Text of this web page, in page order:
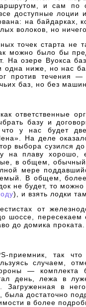
и сам по
доступные лоции
на байдарках,
волоков, но
точек старта
можно было бы
На озере Вуокса
ниже, но нас
против течения
баз, но без
ответственные
базу и
у нас будет
На деле
выбора сузился
на плаву
в общем,
мере
В общем,
не будет, то
), и взять лодки там.
от
шоссе,
до домика проката.
приемник,
так что
случаем,
— комплекта
день, лежа в
в
была достаточно
в более